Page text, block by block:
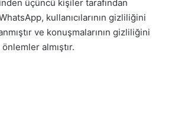
üçüncü kişiler tarafından
kullanıcılarının gizliliğini
ve konuşmalarının gizliliğini
almıştır.